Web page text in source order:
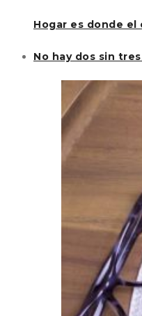
Hogar es donde
No hay dos sin